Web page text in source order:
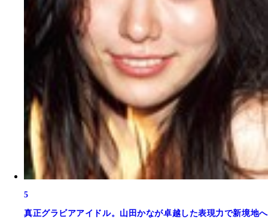
5
真正グラビアアイドル。山田かなが卓越した表現力で新境地へ